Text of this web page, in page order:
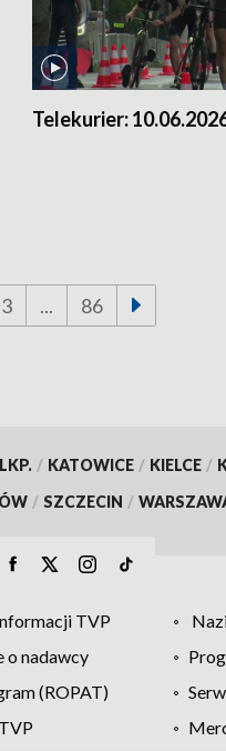
Telekurier:
3 ... 86
/ KATOWICE / KIELCE /
/ SZCZECIN /
TVP
o nadawcy
(ROPAT)